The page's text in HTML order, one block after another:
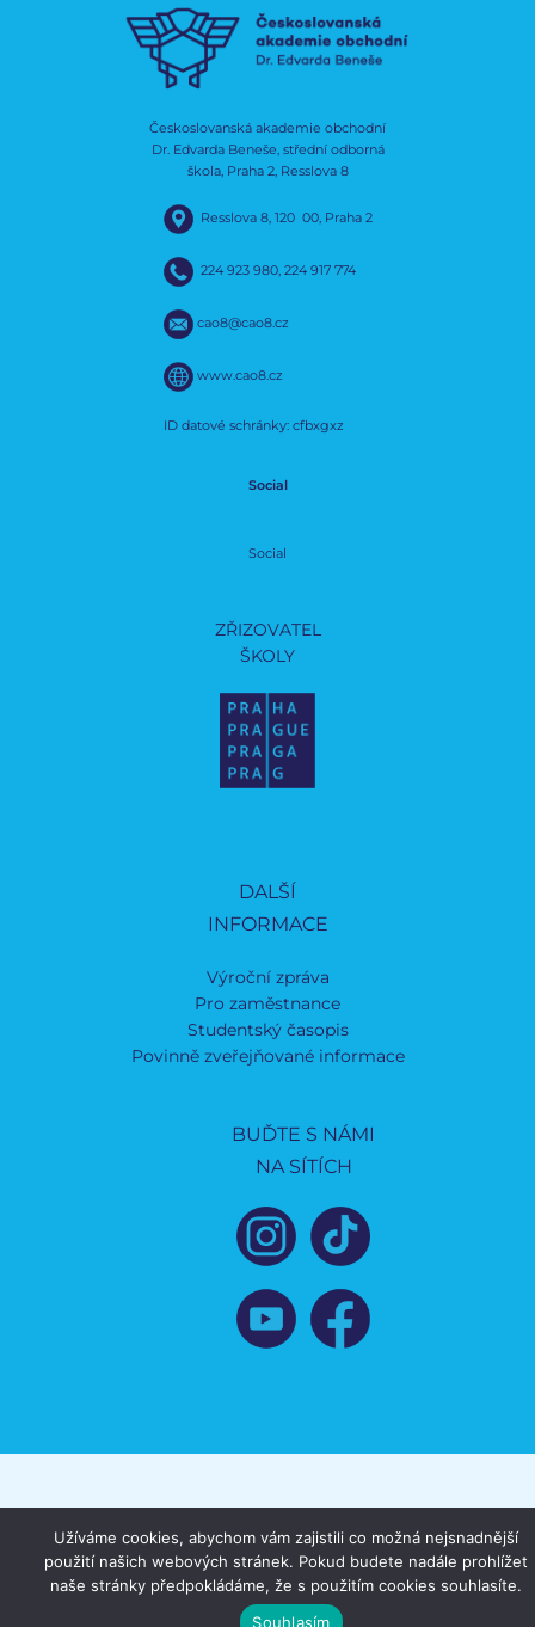
Českoslovanská akademie obchodní
Dr. Edvarda Beneše, střední odborná
škola, Praha 2, Resslova 8
Resslova 8, 120 00, Praha 2
224 923 980, 224 917 774
cao8@cao8.cz
www.cao8.cz
ID datové schránky: cfbxgxz
Social
Social
ZŘIZOVATEL
ŠKOLY
DALŠÍ
INFORMACE
Výroční zpráva
Pro zaměstnance
Studentský časopis
Povinně zveřejňované informace
BUĎTE S NÁMI
NA SÍTÍCH
Užíváme cookies, abychom vám zajistili co možná nejsnadnější
použití našich webových stránek. Pokud budete nadále prohlížet
naše stránky předpokládáme, že s použitím cookies souhlasíte.
Souhlasím